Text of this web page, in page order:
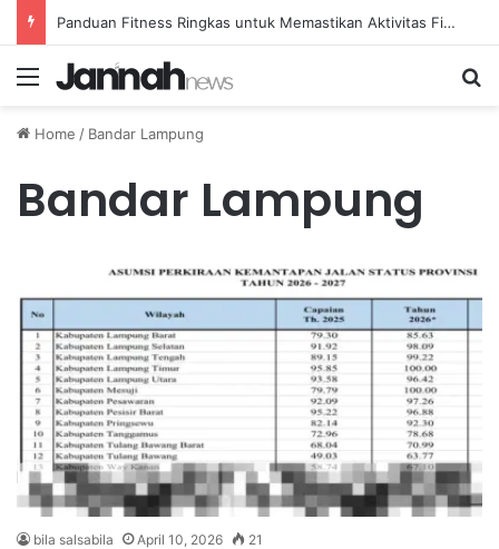
Panduan Fitness Ringkas untuk Memastikan Aktivitas Fisik Anda Tetap Konsisten
Menu
Home / Bandar Lampung
Bandar Lampung
bila salsabila April 10, 2026 21